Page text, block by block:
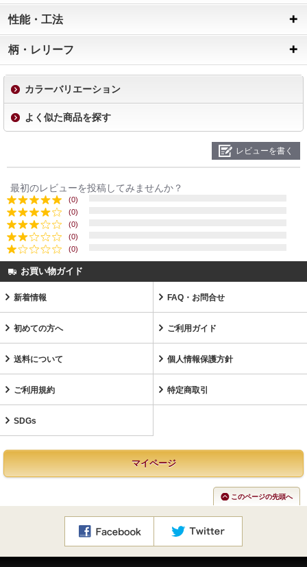
性能・工法
柄・レリーフ
カラーバリエーション
よく似た商品を探す
レビューを書く
最初のレビューを投稿してみませんか？
(0)
(0)
(0)
(0)
(0)
お買い物ガイド
新着情報 FAQ・お問合せ
初めての方へ ご利用ガイド
送料について 個人情報保護方針
ご利用規約 特定商取引
SDGs
マイページ
このページの先頭へ